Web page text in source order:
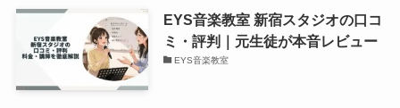
EYS音楽教室 新宿スタジオの口コ
ミ・評判｜元生徒が本音レビュー
EYS音楽教室